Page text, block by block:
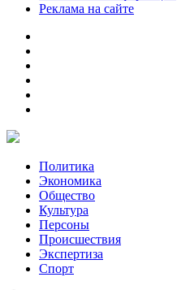
Реклама на сайте
Политика
Экономика
Общество
Культура
Персоны
Происшествия
Экспертиза
Спорт